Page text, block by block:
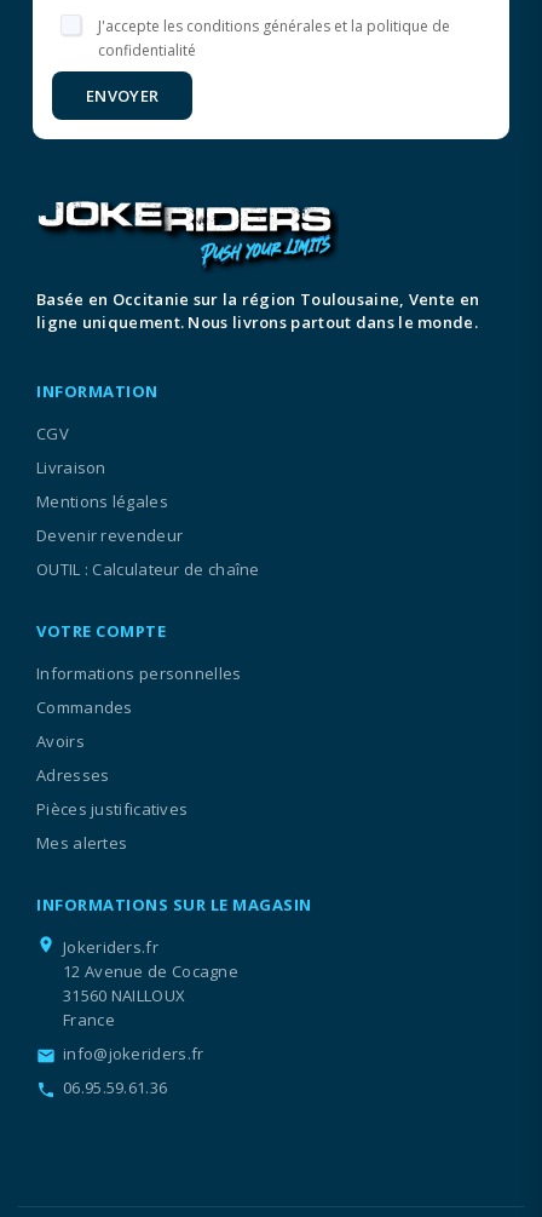
J'accepte les conditions générales et la politique de
confidentialité
ENVOYER
Basée en Occitanie sur la région Toulousaine, Vente en
ligne uniquement. Nous livrons partout dans le monde.
INFORMATION
CGV
Livraison
Mentions légales
Devenir revendeur
OUTIL : Calculateur de chaîne
VOTRE COMPTE
Informations personnelles
Commandes
Avoirs
Adresses
Pièces justificatives
Mes alertes
INFORMATIONS SUR LE MAGASIN
location_on
Jokeriders.fr
12 Avenue de Cocagne
31560 NAILLOUX
France
email info@jokeriders.fr
call 06.95.59.61.36